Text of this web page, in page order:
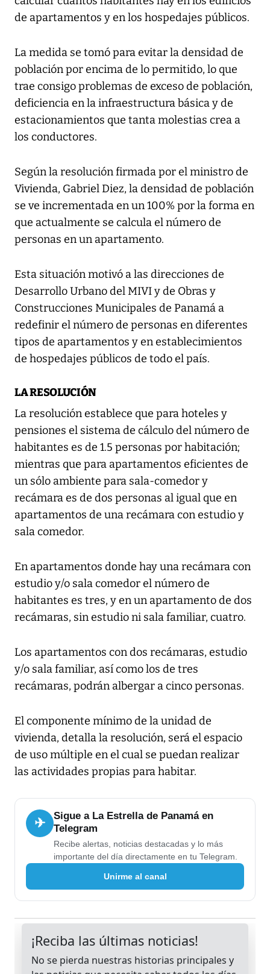
de apartamentos y en los hospedajes públicos.
La medida se tomó para evitar la densidad de
población por encima de lo permitido, lo que
trae consigo problemas de exceso de población,
deficiencia en la infraestructura básica y de
estacionamientos que tanta molestias crea a
los conductores.
Según la resolución firmada por el ministro de
Vivienda, Gabriel Diez, la densidad de población
se ve incrementada en un 100% por la forma en
que actualmente se calcula el número de
personas en un apartamento.
Esta situación motivó a las direcciones de
Desarrollo Urbano del MIVI y de Obras y
Construcciones Municipales de Panamá a
redefinir el número de personas en diferentes
tipos de apartamentos y en establecimientos
de hospedajes públicos de todo el país.
LA RESOLUCIÓN
La resolución establece que para hoteles y
pensiones el sistema de cálculo del número de
habitantes es de 1.5 personas por habitación;
mientras que para apartamentos eficientes de
un sólo ambiente para sala-comedor y
recámara es de dos personas al igual que en
apartamentos de una recámara con estudio y
sala comedor.
En apartamentos donde hay una recámara con
estudio y/o sala comedor el número de
habitantes es tres, y en un apartamento de dos
recámaras, sin estudio ni sala familiar, cuatro.
Los apartamentos con dos recámaras, estudio
y/o sala familiar, así como los de tres
recámaras, podrán albergar a cinco personas.
El componente mínimo de la unidad de
vivienda, detalla la resolución, será el espacio
de uso múltiple en el cual se puedan realizar
las actividades propias para habitar.
✈
Sigue a La Estrella de Panamá en
Telegram
Recibe alertas, noticias destacadas y lo más
importante del día directamente en tu Telegram.
Unirme al canal